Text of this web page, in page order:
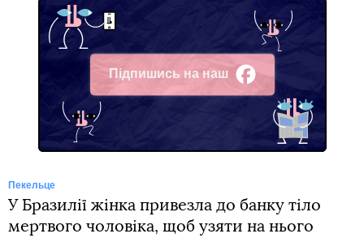
Підпишись на наш
Facebook
Пекельце
У Бразилії жінка привезла до банку тіло
мертвого чоловіка, щоб узяти на нього